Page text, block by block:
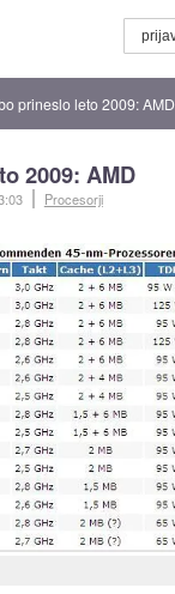
prineslo leto 2009: AMD
2009: AMD
Procesorji